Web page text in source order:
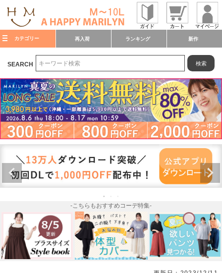
カテゴリー 再入荷 ランキング 新作
SEARCH 検索
-こちらもおすすめコーデ特集-